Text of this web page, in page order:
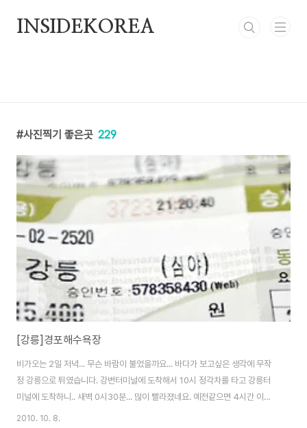
INSIDEKOREA
사진찍기 좋은곳 229
[강릉]경포해수욕장
비가오는 2일 저녁... 무슨 바람이 불었을까요... 바다가 보고싶은 생각에 무작
정 강릉으로 튀였습니다. 강변터미널에 도착해서 10시 정각차를 타고 강릉터
미널에 도착하니.. 새벽 0시30분... 많이 빨라졌네요. 예전같으면 4시간 이상
이 걸려야 하는 거리가 2시간30분이니... 세상 많이 좋아졌습니다. 비가 오는
2010. 10. 8.